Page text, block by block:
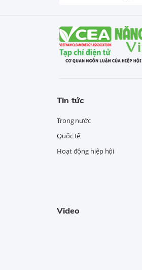
Tin tức
Trong nước
Quốc tế
Hoạt động hiệp hội
Video